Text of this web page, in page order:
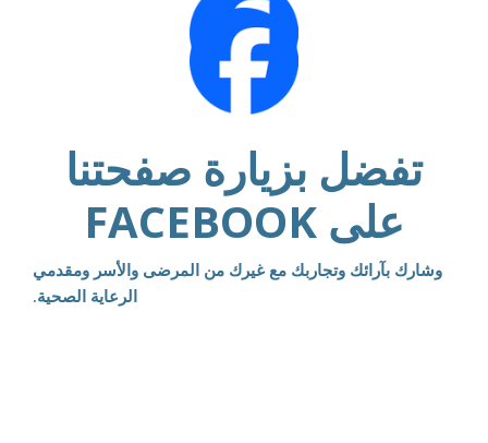
تفضل بزيارة صفحتنا
على FACEBOOK
وشارك بآرائك وتجاربك مع غيرك من المرضى والأسر ومقدمي
الرعاية الصحية.